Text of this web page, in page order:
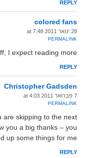
REPLY
colored fans
28 ינואר 2011 at 7:48
PERMALINK
I expect reading more.
REPLY
Christopher Gadsden
7 פברואר 2011 at 4:03
PERMALINK
are skipping to the next
you a big thanks – you
up some things for me!
REPLY